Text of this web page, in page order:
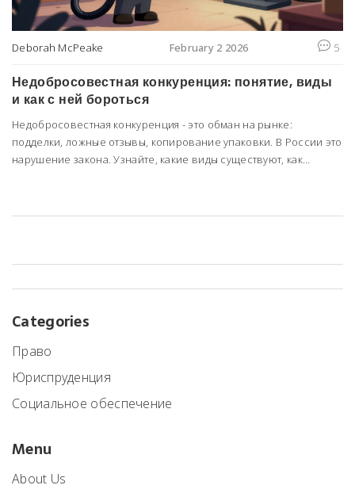
Deborah McPeake February 2 2026 5
Недобросовестная конкуренция: понятие, виды
и как с ней бороться
Недобросовестная конкуренция - это обман на рынке:
подделки, ложные отзывы, копирование упаковки. В России это
нарушение закона. Узнайте, какие виды существуют, как
Categories
Право
Юриспруденция
Социальное обеспечение
Menu
About Us